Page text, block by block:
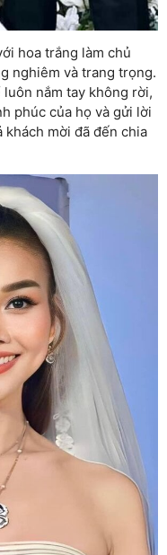
hoa trắng làm chủ
nghiêm và trang trọng.
nắm tay không rời,
phúc của họ và gửi lời
mời đã đến chia